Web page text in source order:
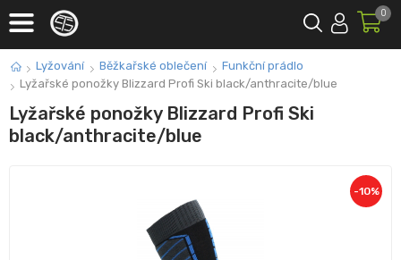
0
Lyžování Běžkařské oblečení
Funkční prádlo
Lyžařské ponožky Blizzard Profi Ski black/anthracite/blue
Lyžařské ponožky Blizzard Profi Ski
black/anthracite/blue
-10%